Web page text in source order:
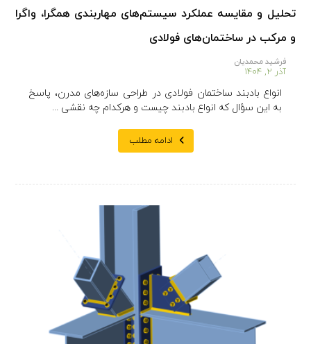
تحلیل و مقایسه عملکرد سیستم‌های مهاربندی همگرا، واگرا
و مرکب در ساختمان‌های فولادی
فرشید محمدیان
آذر ۲, ۱۴۰۴
انواع بادبند ساختمان فولادی در طراحی سازه‌های مدرن، پاسخ
به این سؤال که انواع بادبند چیست و هرکدام چه نقشی ...
ادامه مطلب